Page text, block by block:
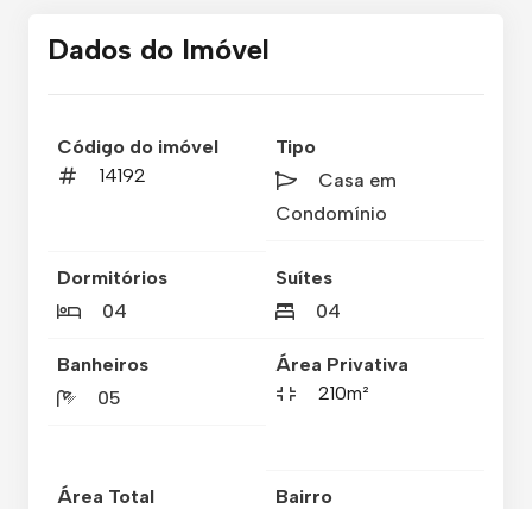
Dados do Imóvel
Código do imóvel
14192
Tipo
Casa em
Condomínio
Dormitórios
04
Suítes
04
Banheiros
05
Área Privativa
210m²
Área Total
Bairro